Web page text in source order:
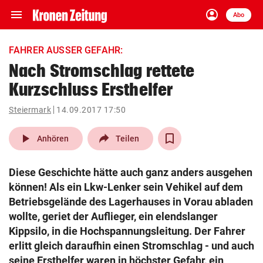
menu Navigation
ein-/ausklappen
account_circle
Anmelden
Abo
close Schließen
account_circle Anmelden
pin_drop
Wien arrow_right
search
Suchbegriff
eingeben
FAHRER AUSSER GEFAHR:
Nach Stromschlag rettete
Kurzschluss Ersthelfer
Steiermark 14.09.2017 17:50
play_arrow Anhören Teilen
Diese Geschichte hätte auch ganz anders ausgehen
können! Als ein Lkw-Lenker sein Vehikel auf dem
Betriebsgelände des Lagerhauses in Vorau abladen
wollte, geriet der Auflieger, ein elendslanger
Kippsilo, in die Hochspannungsleitung. Der Fahrer
erlitt gleich daraufhin einen Stromschlag - und auch
seine Ersthelfer waren in höchster Gefahr, ein